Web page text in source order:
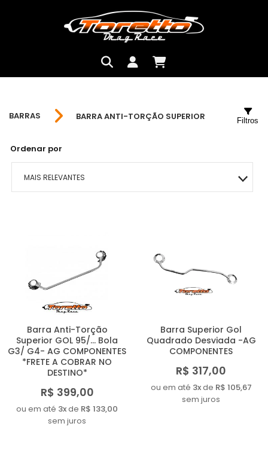
BARRAS BARRA ANTI-TORÇÃO SUPERIOR
Ordenar por
MAIS RELEVANTES
Filtros
Barra Anti-Torção
Superior GOL 95/... Bola
G3/ G4- AG COMPONENTES
*FRETE A COBRAR NO
DESTINO*
R$ 399,00
ou em até 3xde R$ 133,00
sem juros
Barra Superior Gol
Quadrado Desviada -AG
COMPONENTES
R$ 317,00
ou em até 3xde R$ 105,67
sem juros